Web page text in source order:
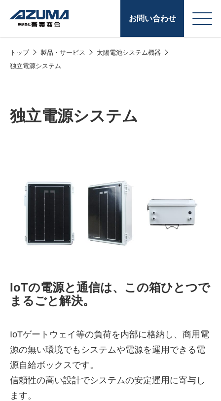
お問い合わせ
社案内
株式会社吾妻製作所 会社案
内
コークス・鋳物
トップ 製品・サービス
太陽電池システム機器
独立電源システム
独立電源システム
IoTの電源と通信は、この箱ひとつで
まるごと解決。
IoTゲートウェイ等の負荷を内部に格納し、商用電
源の無い環境でもシステムや電源を運用できる電
源自給ボックスです。
信頼性の高い設計でシステムの安定運用に寄与し
ます。